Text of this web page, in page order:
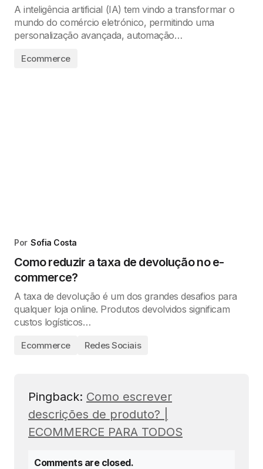
A inteligência artificial (IA) tem vindo a transformar o
mundo do comércio eletrónico, permitindo uma
personalização avançada, automação…
Ecommerce
Por Sofia Costa
Como reduzir a taxa de devolução no e-
commerce?
A taxa de devolução é um dos grandes desafios para
qualquer loja online. Produtos devolvidos significam
custos logísticos…
Ecommerce Redes Sociais
Pingback: Como escrever
descrições de produto? |
ECOMMERCE PARA TODOS
Comments are closed.